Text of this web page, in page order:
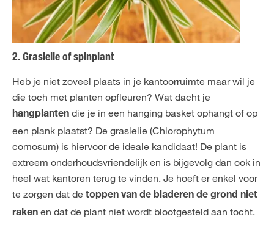
2. Graslelie of spinplant
Heb je niet zoveel plaats in je kantoorruimte maar wil je
die toch met planten opfleuren? Wat dacht je
hangplanten die je in een hanging basket ophangt of op
een plank plaatst? De graslelie (Chlorophytum
comosum) is hiervoor de ideale kandidaat! De plant is
extreem onderhoudsvriendelijk en is bijgevolg dan ook in
heel wat kantoren terug te vinden. Je hoeft er enkel voor
te zorgen dat de toppen van de bladeren de grond niet
raken en dat de plant niet wordt blootgesteld aan tocht.